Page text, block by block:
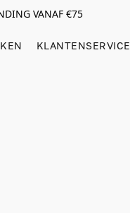
VANAF €75
KLANTENSERVICE